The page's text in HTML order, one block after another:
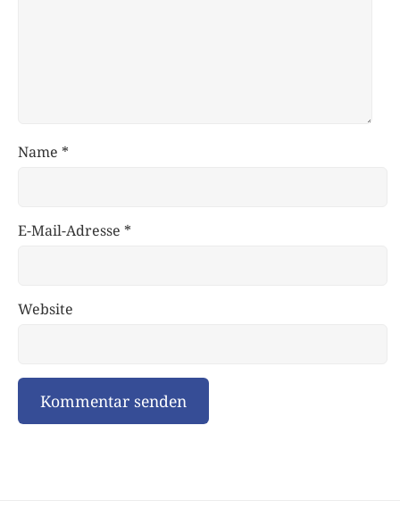
Name *
E-Mail-Adresse *
Website